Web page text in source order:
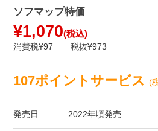
ソフマップ特価
¥1,070(税込)
消費税¥97 税抜¥973
107ポイントサービス(
発売日 2022年頃発売